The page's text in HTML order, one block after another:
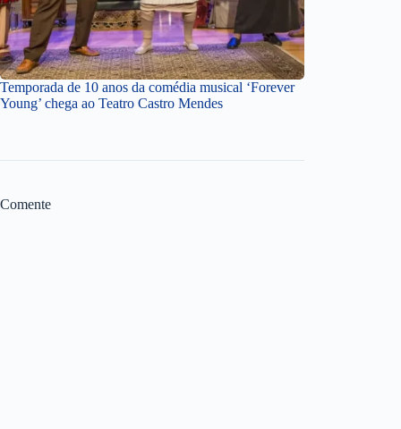
Temporada de 10 anos da comédia musical ‘Forever
Young’ chega ao Teatro Castro Mendes
Comente